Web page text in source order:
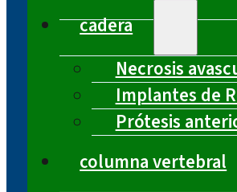
cadera
Necrosis
Implantes de
Prótesis
columna vertebral